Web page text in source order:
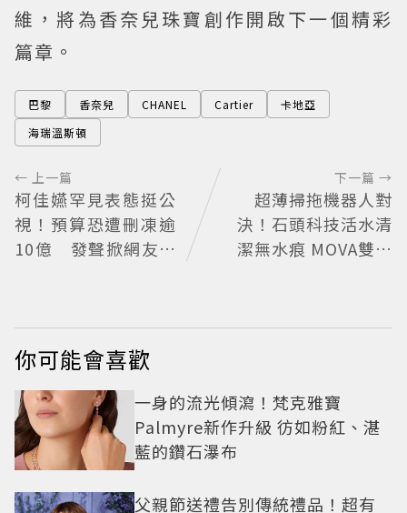
維，將為香奈兒珠寶創作開啟下一個精彩
篇章。
巴黎 香奈兒 CHANEL Cartier
卡地亞
海瑞溫斯頓
← 上一篇
柯佳嬿罕見表態挺公
視！預算恐遭刪凍逾
10億 發聲掀網友熱
下一篇 →
超薄掃拖機器人對
決！石頭科技活水清
潔無水痕 MOVA雙機
你可能會喜歡
一身的流光傾瀉！梵克雅寶
Palmyre新作升級 彷如粉紅、湛
藍的鑽石瀑布
父親節送禮告別傳統禮品！超有